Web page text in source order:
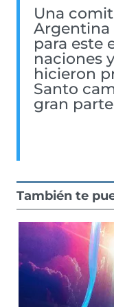
Una
Argentina
para este
naciones
hicieron
Santo
gran
También te